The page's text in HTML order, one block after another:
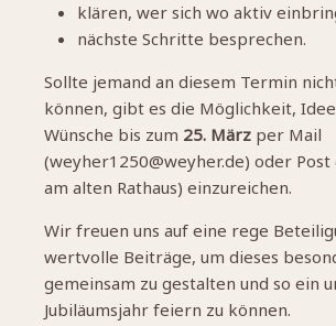
klären, wer sich wo aktiv
nächste Schritte besprechen.
Sollte jemand an diesem Termin
können, gibt es die Möglichkeit,
Wünsche bis zum 25. März per Mail
(weyher1250@weyher.de) oder
am alten Rathaus) einzureichen.
Wir freuen uns auf eine rege
wertvolle Beiträge, um dieses
gemeinsam zu gestalten und so ein
Jubiläumsjahr feiern zu können.